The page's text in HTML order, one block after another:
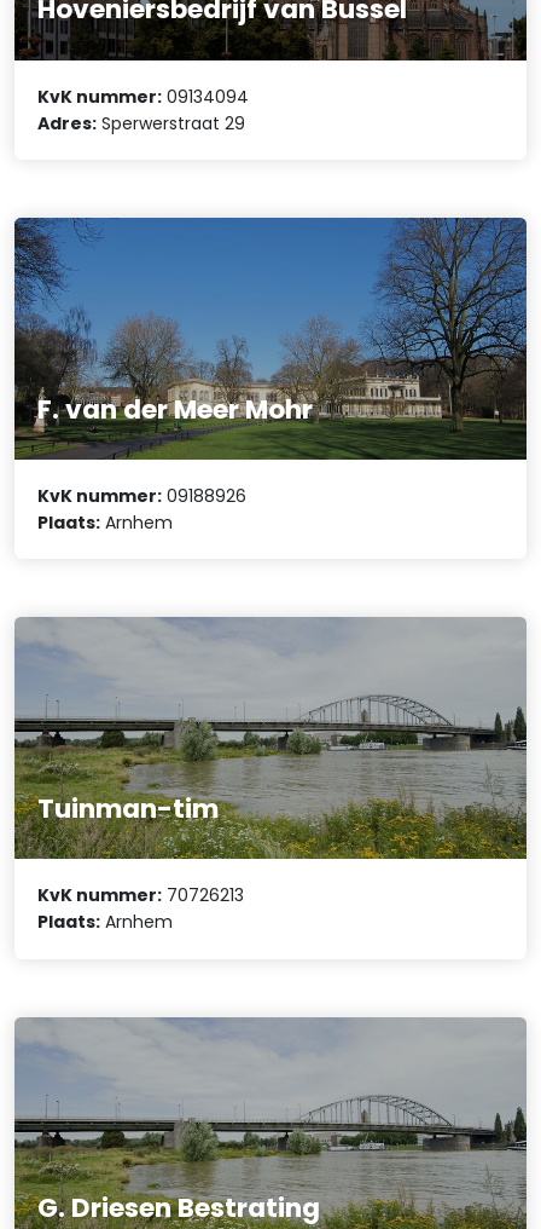
Hoveniersbedrijf van Bussel
KvK nummer: 09134094
Adres: Sperwerstraat 29
F. van der Meer Mohr
KvK nummer: 09188926
Plaats: Arnhem
Tuinman-tim
KvK nummer: 70726213
Plaats: Arnhem
G. Driesen Bestrating